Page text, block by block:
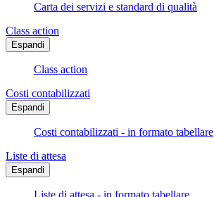
Carta dei servizi e standard di qualità
Class action
Espandi
Class action
Costi contabilizzati
Espandi
Costi contabilizzati - in formato tabellare
Liste di attesa
Espandi
Liste di attesa - in formato tabellare